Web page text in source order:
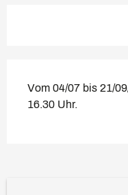
Vom 04/07 bis 21/
16.30 Uhr.